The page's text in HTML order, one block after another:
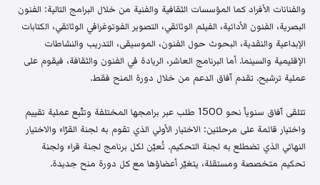
والفنانات الأفراد كما المؤسسات الثقافية والفنية من خلال البرامج التالية: الفنون
البصرية، الفنون الأدائية، الفيلم الوثائقي، التصوير الفوتوغرافي الوثائقي، الكتابات
الإبداعية والنقدية، البحوث حول الفنون، الموسيقى، التدريب والنشاطات
الإقليمية والسينما. أما البرنامج العاشر، الريادة في الفنون والثقافة، فيقوم على
عملية ترشيح. تقدم آفاق الدعم من خلال دورة المنح فقط.
تتلقى آفاق سنوياً نحو 1500 طلب عبر برامجها المختلفة وتتّبع عملية تقييم
واختيار قائمة على مرحلتين: الاختيار الأولي الذي تقوم به لجنة القرّاء والاختيار
النهائي الذي تضطلع به لجنة التحكيم. تُعيّن لكل برنامج لجنة قراء ولجنة
تحكيم متخصصة ومستقلة، يتغيّر أعضاؤها مع كل دورة منح جديدة.